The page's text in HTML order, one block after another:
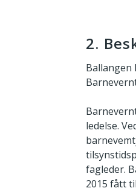
2.
Ballangen
ledelse.
fagleder.
2015 fått